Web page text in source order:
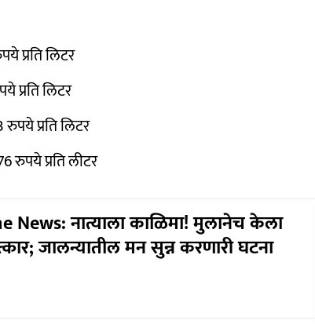
प्रति लिटर
प्रति लिटर
प्रति लिटर
रुपये प्रति लीटर
News: नात्याला काळिमा! मुलानेच केला
जालन्यातील मन सुन्न करणारी घटना